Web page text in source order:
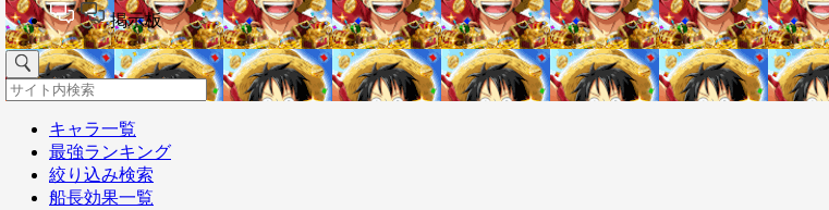
掲示板
キャラ一覧
最強ランキング
絞り込み検索
船長効果一覧